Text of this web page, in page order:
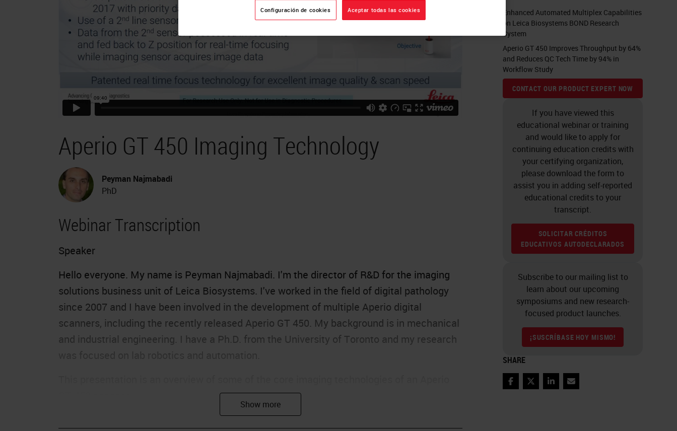
Aperio GT 450 Imaging Technology
Peyman Najmabadi
PhD
Webinar Transcription
Speaker
Hello everyone. My name is Peyman Najmabadi. I'm the director of R&D for the imaging
solutions business unit of Leica Biosystems. I've worked in the field of digital pathology
since 2007 and I have been involved in the development of multiple Aperio digital
scanners, including the recently released Aperio GT 450. My background is in mechanical
and industrial engineering. I have a Ph.D. from the University of Toronto and my research
Enhanced Automated Multiplex Capabilities
on Leica Biosystems BOND Research
System
Aperio GT 450 Improves Throughput by 64%
and Reduces QC Tech Time by 94% in
Workflow Study
CONTACT OUR PRODUCT EXPERT NOW
If you have viewed this
educational webinar or training
and would like to apply for
continuing education credits with
your certifying organization,
please download the form to
assist you in adding self-reported
educational credits to your
transcript.
SOLICITAR CRÉDITOS
EDUCATIVOS AUTODECLARADOS
Subscribe to our mailing list to
learn about our upcoming
symposiums and new research-
focused product launches.
¡SUSCRÍBASE HOY MISMO!
SHARE
FacebookTwitterLinkedInEmail
Configuración de cookies Aceptar todas las cookies